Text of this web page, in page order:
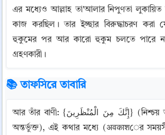
এর মধ্যেও আল্লাহ তা'আলার নিপুণতা লুকায়িত
কাজ করছিল। তার ইচ্ছার বিরুদ্ধাচরণ করা
হুকুমের পর আর কারো হুকুম চলতে পারে না।
গ্রহণকারী।
📚 তাফসিরে তাবারি
আর তাঁর বাণী: {إِنَّكَ مِنَ الْمُنْظَرِينَ} (নিশ্চয় তুমি অবকাশপ্রাপ্তদের
অন্তর্ভুক্ত), এই কথার মধ্যে (अवकाशের